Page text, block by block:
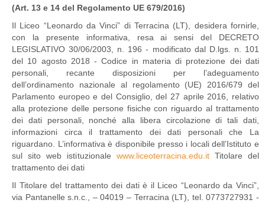
(Art. 13 e 14 del Regolamento UE 679/2016)
Il Liceo “Leonardo da Vinci” di Terracina (LT), desidera fornirle,
con la presente informativa, resa ai sensi del DECRETO
LEGISLATIVO 30/06/2003, n. 196 - modificato dal D.lgs. n. 101
del 10 agosto 2018 - Codice in materia di protezione dei dati
personali, recante disposizioni per l’adeguamento
dell’ordinamento nazionale al regolamento (UE) 2016/679 del
Parlamento europeo e del Consiglio, del 27 aprile 2016, relativo
alla protezione delle persone fisiche con riguardo al trattamento
dei dati personali, nonché alla libera circolazione di tali dati,
informazioni circa il trattamento dei dati personali che La
riguardano. L’informativa è disponibile presso i locali dell’Istituto e
sul sito web istituzionale www.liceoterracina.edu.itTitolare del
trattamento dei dati
Il Titolare del trattamento dei dati è il Liceo “Leonardo da Vinci”,
via Pantanelle s.n.c., – 04019 – Terracina (LT), tel. 0773727931 -